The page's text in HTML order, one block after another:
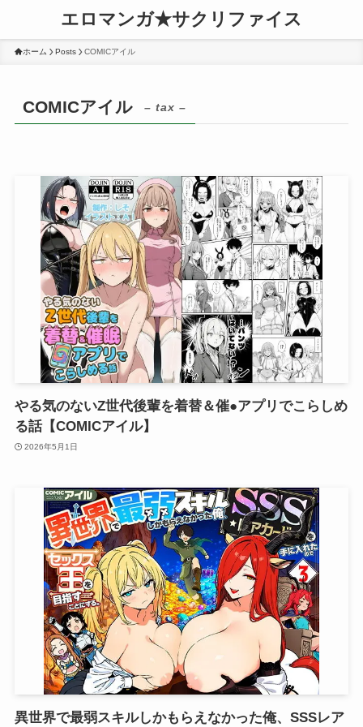
エロマンガ★サクリファイス
ホーム Posts COMICアイル
COMICアイル – tax –
やる気のないZ世代後輩を着替＆催●アプリでこらしめ
る話【COMICアイル】
2026年5月1日
異世界で最弱スキルしかもらえなかった俺、SSSレア